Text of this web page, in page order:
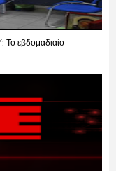
εβδομαδιαίο